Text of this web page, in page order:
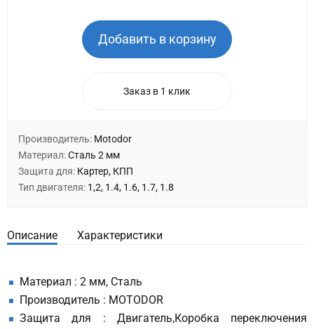
Добавить в корзину
Заказ в 1 клик
Производитель: Motodor
Материал:Сталь 2 мм
Защита для: Картер, КПП
Тип двигателя: 1,2, 1.4, 1.6, 1.7, 1.8
Описание Характеристики
Материал : 2 мм, Сталь
Производитель : MOTODOR
Защита для : Двигатель,Коробка переключения